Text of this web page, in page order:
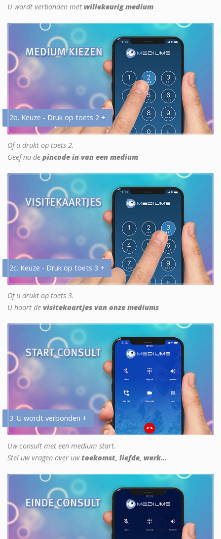
U wordt verbonden met willekeurig medium
2b. Keuze - Druk op toets 2 +
Of u drukt op toets 2.
Geef nu de pincode in van een medium
2c. Keuze - Druk op toets 3 +
Of u drukt op toets 3.
U hoort de visitekaartjes van onze mediums
3. U wordt verbonden +
Uw consult met een medium start.
Stel uw vragen over uwtoekomst, liefde, werk...